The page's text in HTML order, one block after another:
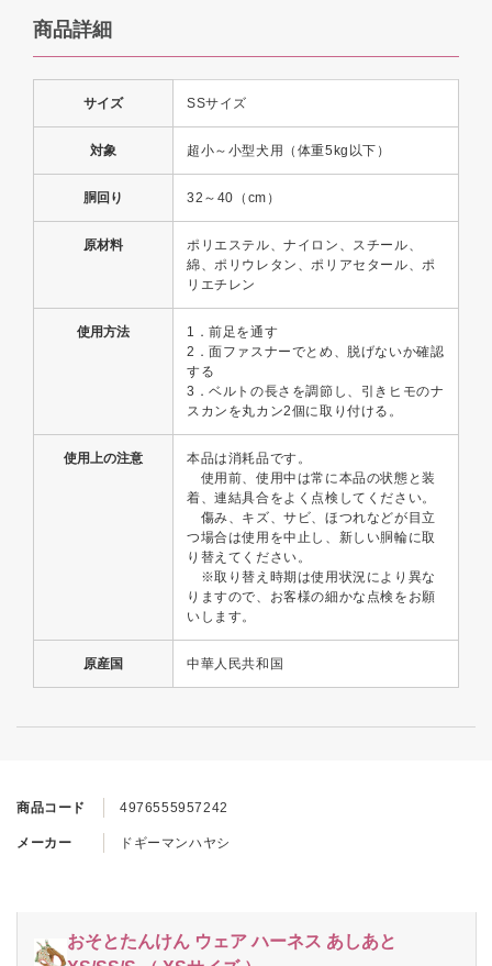
商品コード 4976555957242
メーカー ドギーマンハヤシ
おそとたんけん ウェア ハーネス あしあと
商品詳細
サイズ SSサイズ
対象 超小～小型犬用（体重5kg以下）
胴回り 32～40（cm）
原材料
ポリエステル、ナイロン、スチール、
綿、ポリウレタン、ポリアセタール、ポ
リエチレン
使用方法
1．前足を通す
2．面ファスナーでとめ、脱げないか確認
する
3．ベルトの長さを調節し、引きヒモのナ
スカンを丸カン2個に取り付ける。
使用上の注意
本品は消耗品です。
使用前、使用中は常に本品の状態と装
着、連結具合をよく点検してください。
傷み、キズ、サビ、ほつれなどが目立
つ場合は使用を中止し、新しい胴輪に取
り替えてください。
※取り替え時期は使用状況により異な
りますので、お客様の細かな点検をお願
いします。
原産国 中華人民共和国